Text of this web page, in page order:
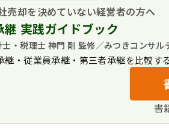
に潜む財務リスク、見逃していません
率性の向上と遠隔アクセス
キュリティ強化と透明性確保
ェンスにおけるVDRの主要機能
書管理とアクセス権限設定
管理
査ログとレポート機能
比較検討ポイント
能とセキュリティ
いやすさとサポート体制
的な運用方法と注意点
ォルダ構成とファイル命名規則
｜バーチャルデータルーム / VDRに
売却を決めていない経営者の方へ
継 実践ガイドブック
士・税理士 神門 剛 監修／みつきコンサル
継・従業員承継・第三者承継を比較す
書